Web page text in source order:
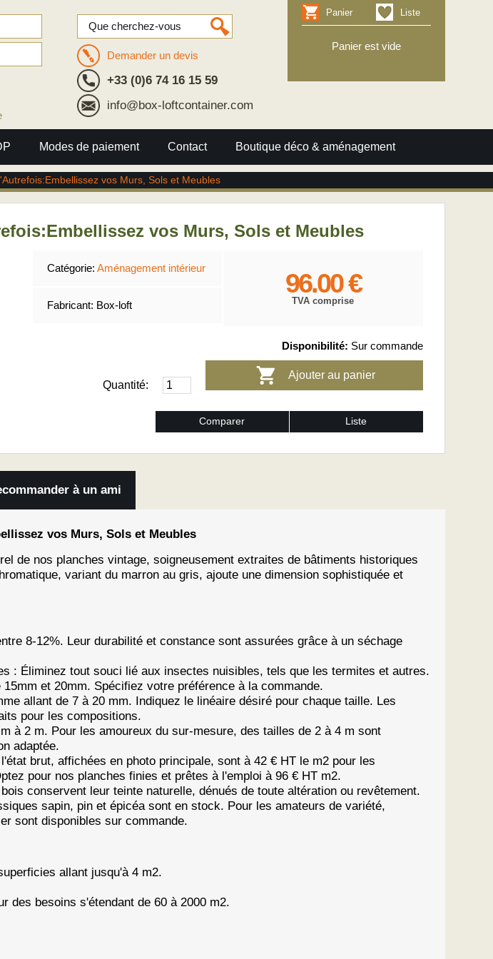
Demander un devis
+33 (0)6 74 16 15 59
info@box-loftcontainer.com
Panier Liste
Panier est vide
Modes de paiement Contact Boutique déco & aménagement
vos Murs, Sols et Meubles
vos Murs, Sols et Meubles
Catégorie: Aménagement intérieur
Fabricant: Box-loft
96.00 €
TVA comprise
Disponibilité: Sur commande
Ajouter au panier
Quantité:
Liste
Comparer
à un ami
vos Murs, Sols et Meubles
de nos planches vintage, soigneusement extraites de bâtiments historiques
variant du marron au gris, ajoute une dimension sophistiquée et
8-12%. Leur durabilité et constance sont assurées grâce à un séchage
: Éliminez tout souci lié aux insectes nuisibles, tels que les termites et autres.
et 20mm. Spécifiez votre préférence à la commande.
allant de 7 à 20 mm. Indiquez le linéaire désiré pour chaque taille. Les
pour les compositions.
à 2 m. Pour les amoureux du sur-mesure, des tailles de 2 à 4 m sont
adaptée.
brut, affichées en photo principale, sont à 42 € HT le m2 pour les
pour nos planches finies et prêtes à l'emploi à 96 € HT m2.
conservent leur teinte naturelle, dénués de toute altération ou revêtement.
sapin, pin et épicéa sont en stock. Pour les amateurs de variété,
sont disponibles sur commande.
allant jusqu'à 4 m2.
des besoins s'étendant de 60 à 2000 m2.